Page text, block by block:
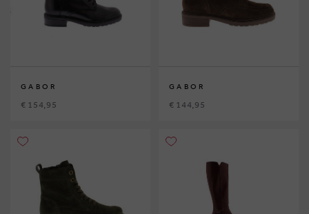
GABOR
€ 154,95
GABOR
€ 144,95